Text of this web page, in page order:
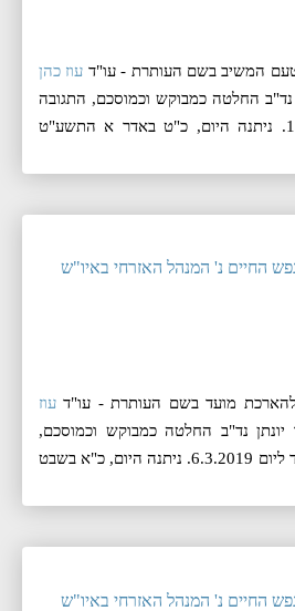
עוז כהן
החלטה כמבוקש וכמוסכם, התגובה
תוגש עד ליום 15.4.2019. ניתנה היום, ‏כ"ט באדר א התשע"ט
מועד בשם העותרת - עו"ד עוז
נד"ב החלטה כמבוקש וכמוסכם,
המשיב יגיש את תגובתו עד ליום 6.3.2019. ניתנה היום, ‏כ"א בשבט